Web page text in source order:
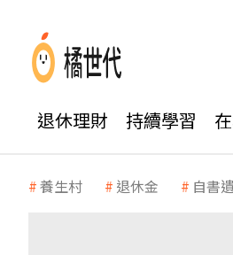
退休理財 持續學習
養生村 退休金 自書